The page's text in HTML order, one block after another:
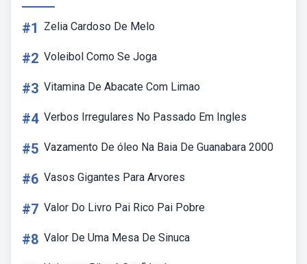
#1 Zelia Cardoso De Melo
#2 Voleibol Como Se Joga
#3 Vitamina De Abacate Com Limao
#4 Verbos Irregulares No Passado Em Ingles
#5 Vazamento De óleo Na Baia De Guanabara 2000
#6 Vasos Gigantes Para Arvores
#7 Valor Do Livro Pai Rico Pai Pobre
#8 Valor De Uma Mesa De Sinuca